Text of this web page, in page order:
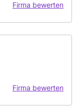
Firma bewerten
Firma bewerten